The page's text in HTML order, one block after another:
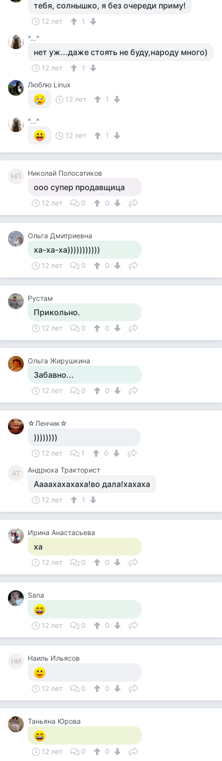
тебя, солнышко, я без очереди приму!
12 лет
1
^…^
нет уж...даже стоять не буду,народу много)
12 лет
1
Люблю Linux
12 лет
1
^…^
12 лет
1
НП Николай Полосатиков
ооо супер продавщица
12 лет 0 0
Ольга Дмитриевна
ха-ха-ха)))))))))))
12 лет 0 0
Рустам
Прикольно.
12 лет 0 0
Ольга Жирушкина
Забавно...
12 лет 0 0
☆Ленчик☆
))))))))
12 лет 1 0
АТ Андрюха Тракторист
Аааахахахаха!во дала!хахаха
12 лет 1
Ирина Анастасьева
ха
12 лет 0 0
Sana
12 лет 0 0
НИ Наиль Ильясов
12 лет 0 0
Таньяна Юрова
12 лет 0 0